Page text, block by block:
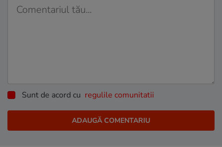
Sunt de acord cu regulile comunitatii